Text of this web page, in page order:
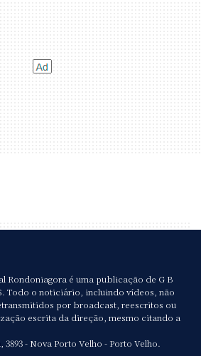
Rondoniagora é uma publicação de G B
Todo o noticiário, incluindo vídeos, não
por broadcast, reescritos ou
escrita da direção, mesmo citando a
- Nova Porto Velho - Porto Velho.